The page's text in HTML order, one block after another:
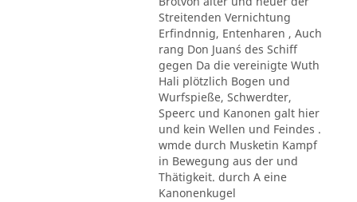
Streitenden Vernichtung
Erfindnnig, Entenharen , Auch
rang Don Juan´s des Schiff
gegen Da die vereinigte Wuth
Hali plötzlich Bogen und
Wurfspieße, Schwerdter,
Speerc und Kanonen galt hier
und kein Wellen und Feindes .
wmde durch Musketin Kampf
in Bewegung aus der und
Thätigkeit. durch A eine
Kanonenkugel